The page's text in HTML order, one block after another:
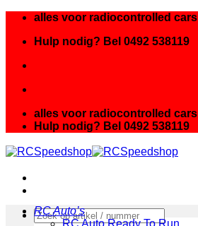
inhoud
alles voor radiocontrolled cars
Hulp nodig? Bel 0492 538119
alles voor radiocontrolled cars
Hulp nodig? Bel 0492 538119
Zoeken
RC Auto’s
RC Auto Ready To Run